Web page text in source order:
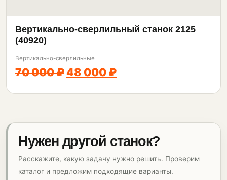
Вертикально-сверлильный станок 2125
(40920)
Вертикально-сверлильные
70 000 ₽48 000 ₽
Нужен другой станок?
Расскажите, какую задачу нужно решить. Проверим
каталог и предложим подходящие варианты.